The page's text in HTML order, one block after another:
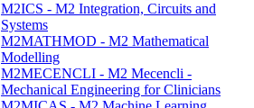
M2ICS - M2 Integration, Circuits and
Systems
M2MATHMOD - M2 Mathematical
Modelling
M2MECENCLI - M2 Mecencli -
Mechanical Engineering for Clinicians